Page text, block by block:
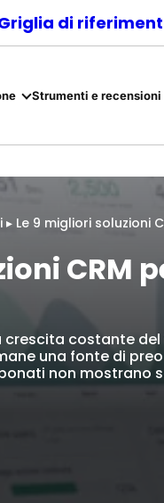
di
Strumenti e
▸ Le 9 migliori soluzioni
CRM
costante
una fonte di
non mostrano